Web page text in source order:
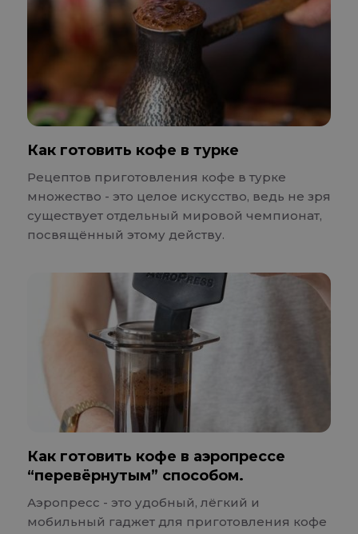
Как готовить кофе в турке
Рецептов приготовления кофе в турке
множество - это целое искусство, ведь не зря
существует отдельный мировой чемпионат,
посвящённый этому действу.
Как готовить кофе в аэропрессе
“перевёрнутым” способом.
Аэропресс - это удобный, лёгкий и
мобильный гаджет для приготовления кофе